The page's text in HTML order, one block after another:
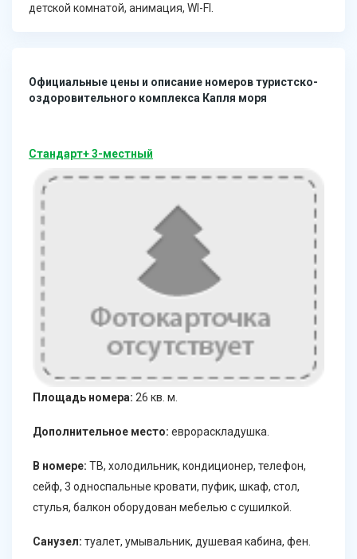
детской комнатой, анимация, WI-FI.
Официальные цены и описание номеров туристско-
оздоровительного комплекса Капля моря
Стандарт+ 3-местный
Площадь номера: 26 кв. м.
Дополнительное место: еврораскладушка.
В номере: ТВ, холодильник, кондиционер, телефон,
сейф, 3 односпальные кровати, пуфик, шкаф, стол,
стулья, балкон оборудован мебелью с сушилкой.
Санузел: туалет, умывальник, душевая кабина, фен.